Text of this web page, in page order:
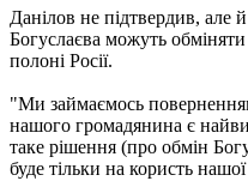
Данілов не підтвердив,
Богуслаєва можуть обміняти
полоні Росії.
"Ми займаємось
нашого громадянина є
таке рішення (про обмін
буде тільки на користь